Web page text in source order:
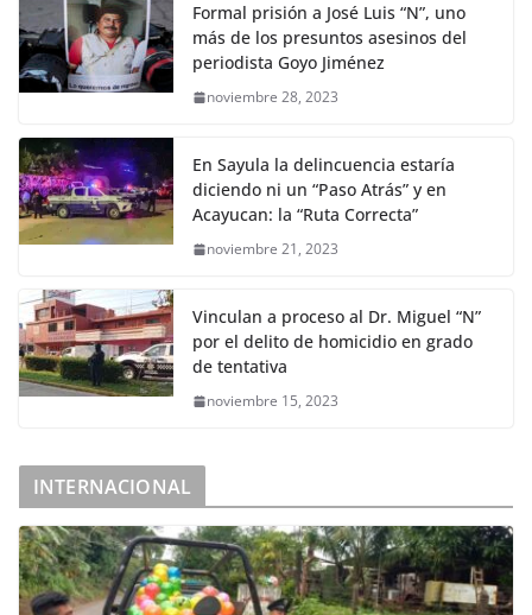
Formal prisión a José Luis “N”, uno
más de los presuntos asesinos del
periodista Goyo Jiménez
noviembre 28, 2023
En Sayula la delincuencia estaría
diciendo ni un “Paso Atrás” y en
Acayucan: la “Ruta Correcta”
noviembre 21, 2023
Vinculan a proceso al Dr. Miguel “N”
por el delito de homicidio en grado
de tentativa
noviembre 15, 2023
INTERNACIONAL